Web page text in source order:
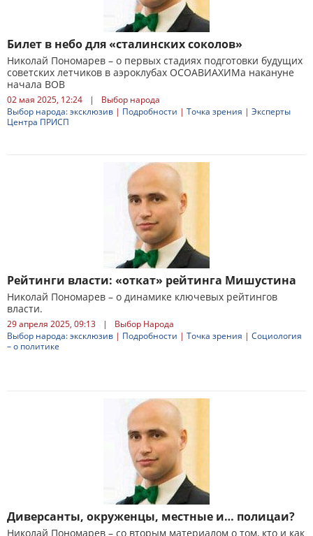
Билет в небо для «сталинских соколов»
Николай Пономарев – о первых стадиях подготовки будущих
советских летчиков в аэроклубах ОСОАВИАХИМа накануне
начала ВОВ
02 мая 2025, 12:24 |
Выбор народа
Выбор народа: эксклюзив | Подробности | Точка зрения | Эксперты
Центра ПРИСП
Рейтинги власти: «откат» рейтинга Мишустина
Николай Пономарев – о динамике ключевых рейтингов
власти.
29 апреля 2025, 09:13 |
Выбор Народа
Выбор народа: эксклюзив | Подробности | Точка зрения | Социология
– о политике
Диверсанты, окруженцы, местные и… полицаи?
Николай Пономарев – со вторым материалом о том, кто и как